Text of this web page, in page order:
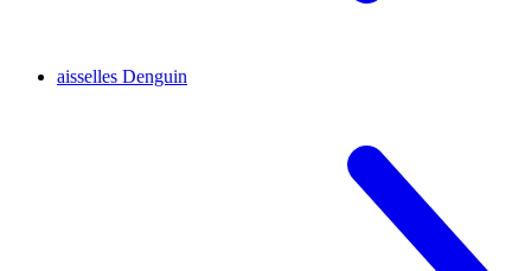
aisselles Denguin